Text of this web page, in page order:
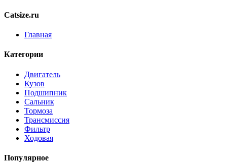
Catsize.ru
Главная
Категории
Двигатель
Кузов
Подшипник
Сальник
Тормоза
Трансмиссия
Фильтр
Ходовая
Популярное